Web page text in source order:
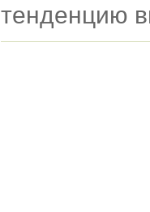
тенденцию